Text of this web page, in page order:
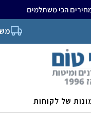
הכי משתלמים
של לקוחות